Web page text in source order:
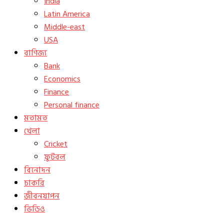
Latin America
Middle-east
USA
বাণিজ্য
Bank
Economics
Finance
Personal finance
মতামত
খেলা
Cricket
ফুটবল
বিনোদন
চাকরি
জীবনযাপন
ভিডিও